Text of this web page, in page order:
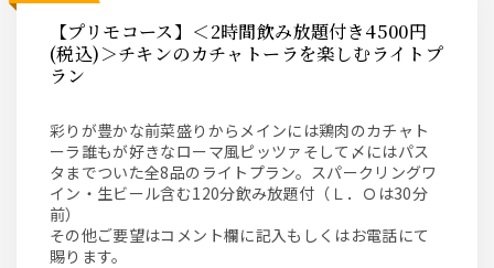
【プリモコース】＜2時間飲み放題付き4500円
(税込)＞チキンのカチャトーラを楽しむライトプ
ラン
彩りが豊かな前菜盛りからメインには鶏肉のカチャト
ーラ誰もが好きなローマ風ピッツァそして〆にはパス
タまでついた全8品のライトプラン。スパークリングワ
イン・生ビール含む120分飲み放題付（Ｌ．Ｏは30分
前）
その他ご要望はコメント欄に記入もしくはお電話にて
賜ります。